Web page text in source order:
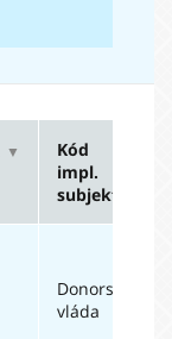
▼
Kód
impl.
subjektu
Donorská
vláda